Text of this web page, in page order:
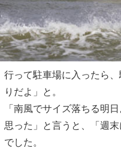
行って駐車場に入ったら
りだよ」と。
「南風でサイズ落ちる明
思った」と言うと、「週
でした。